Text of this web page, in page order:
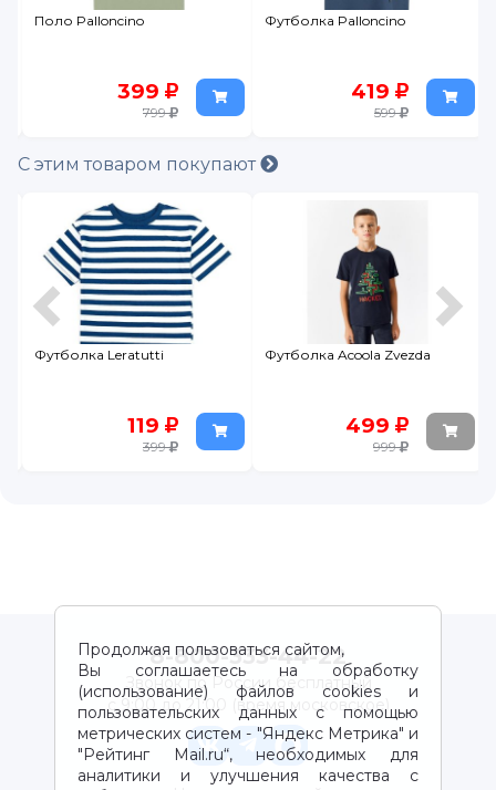
Поло Palloncino
399
799
Футболка Palloncino
419
599
С этим товаром покупают
Футболка Leratutti
119
399
Футболка Acoola Zvezda
499
999
Продолжая пользоваться сайтом,
Вы соглашаетесь на обработку
(использование) файлов cookies и
пользовательских данных с помощью
метрических систем - "Яндекс Метрика" и
"Рейтинг Mail.ru“, необходимых для
аналитики и улучшения качества с
8-800-333-44-22
Звонок по России бесплатный
с 9:00 до 21:00 (время московское)